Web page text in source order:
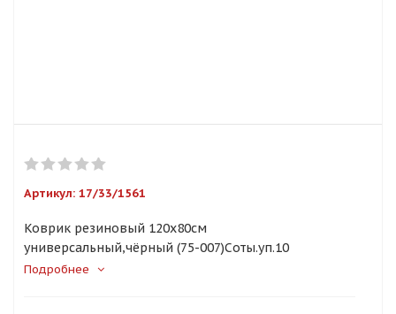
Артикул: 17/33/1561
Коврик резиновый 120х80см
универсальный,чёрный (75-007)Соты.уп.10
Подробнее